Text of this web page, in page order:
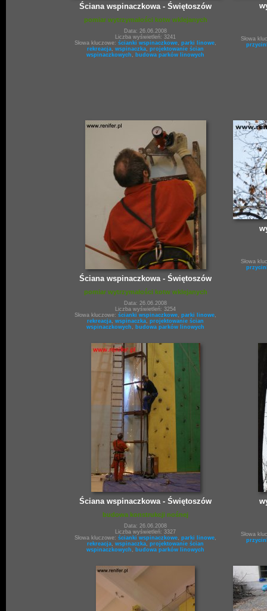
Ściana wspinaczkowa - Świętoszów
pomiar wytrzymałości kotw wklejanych
Data: 26.06.2008
Liczba wyświetleń: 3241
Słowa kluczowe: ścianki wspinaczkowe, parki linowe,
rekreacja, wspinaczka, projektowanie ścian
wspinaczkowych , budowa parków linowych
Słowa
Ściana wspinaczkowa - Świętoszów
pomiar wytrzymałości kotw wklejanych
Data: 26.06.2008
Liczba wyświetleń: 3254
Słowa kluczowe: ścianki wspinaczkowe, parki linowe,
rekreacja, wspinaczka, projektowanie ścian
wspinaczkowych , budowa parków linowych
Słowa
Ściana wspinaczkowa - Świętoszów
budowa konstrukcji nośnej
Data: 26.06.2008
Liczba wyświetleń: 3327
Słowa kluczowe: ścianki wspinaczkowe, parki linowe,
rekreacja, wspinaczka, projektowanie ścian
wspinaczkowych , budowa parków linowych
Słowa